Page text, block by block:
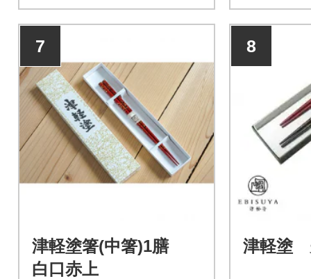
7
津軽塗箸(中箸)1膳
白口赤上
8
津軽塗